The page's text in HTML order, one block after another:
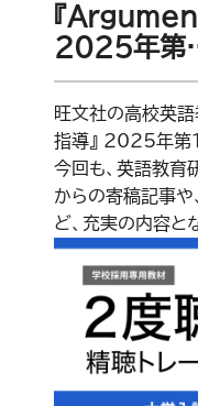
『
2025年第
旺文社の高校英
指導』 2025年第1
今回も、英語教育
からの寄稿記事や
ど、充実の内容